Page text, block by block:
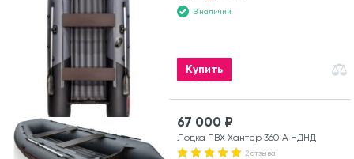
В наличии
Купить
67 000 ₽
Лодка ПВХ Хантер 360 А НДНД
2 отзыва